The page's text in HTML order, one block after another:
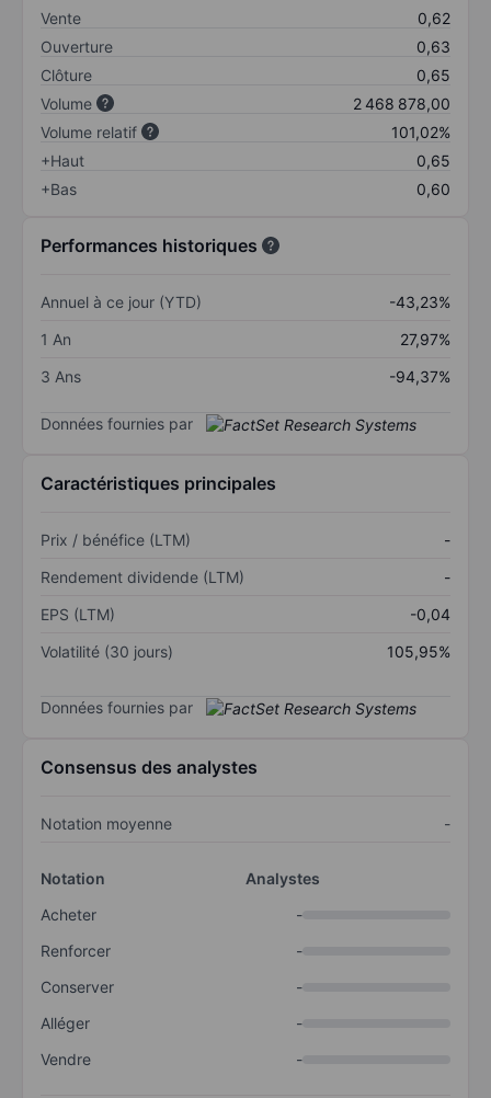
Vente
0,62
Ouverture
0,63
Clôture
0,65
Volume
2 468 878,00
Volume relatif
101,02%
+Haut
0,65
+Bas
0,60
Performances historiques
Annuel à ce jour (YTD)
-43,23%
1 An
27,97%
3 Ans
-94,37%
Données fournies par
Caractéristiques principales
Prix / bénéfice (LTM)
-
Rendement dividende (LTM)
-
EPS (LTM)
-0,04
Volatilité (30 jours)
105,95%
Données fournies par
Consensus des analystes
Notation moyenne -
Notation
Analystes
Acheter
-
Renforcer
-
Conserver
-
Alléger
-
Vendre
-